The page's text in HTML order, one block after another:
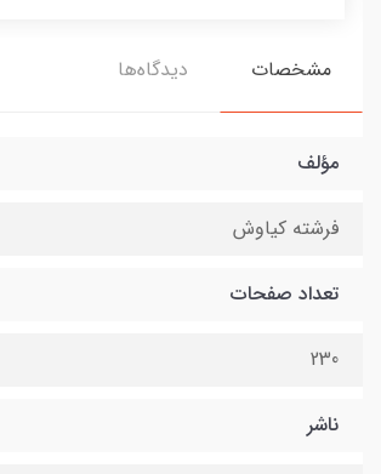
مشخصات دیدگاه‌ها
مؤلف
فرشته کیاوش
تعداد صفحات
230
ناشر